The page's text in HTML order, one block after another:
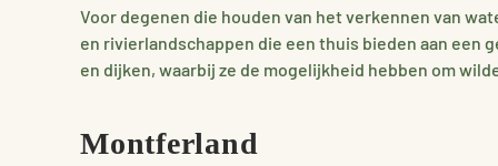
Voor degenen die houden van het verkennen van
en rivierlandschappen die een thuis bieden aan een
en dijken, waarbij ze de mogelijkheid hebben om
Montferland